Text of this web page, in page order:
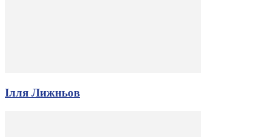
Ілля Лижньов